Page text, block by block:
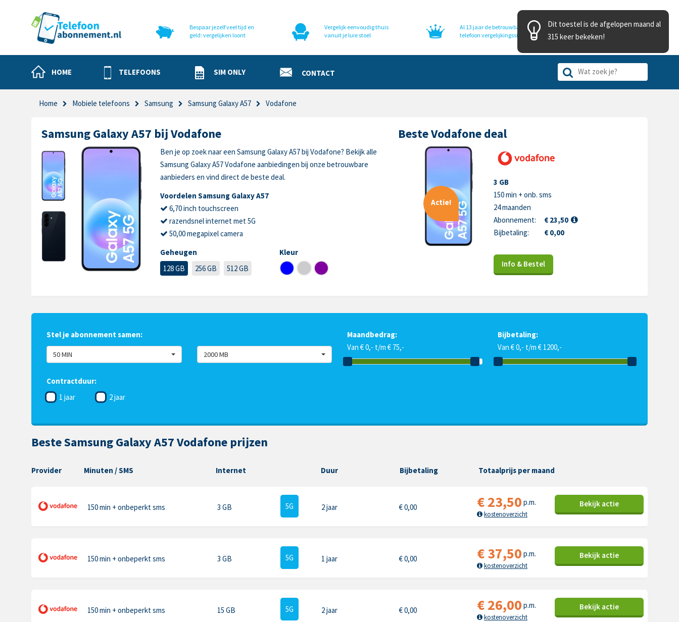
Bespaar jezelf veel tijd en
geld: vergelijken loont
Vergelijk eenvoudig thuis
vanuit je luie stoel
Al 13 jaar de betrouwbare
telefoon vergelijkingssite
HOME TELEFOONS SIM ONLY CONTACT
Home Mobiele telefoons Samsung Samsung Galaxy A57 Vodafone
Samsung Galaxy A57 bij Vodafone
Ben je op zoek naar een Samsung Galaxy A57 bij Vodafone? Bekijk alle
Samsung Galaxy A57 Vodafone aanbiedingen bij onze betrouwbare
aanbieders en vind direct de beste deal.
Voordelen Samsung Galaxy A57
6,70 inch touchscreen
razendsnel internet met 5G
50,00 megapixel camera
Geheugen
128 GB
256 GB 512 GB
Kleur
Beste Vodafone deal
Actie!
3 GB
150 min + onb. sms
24 maanden
Abonnement:
€ 23,50
Bijbetaling:
€ 0,00
Info & Bestel
Stel je abonnement samen:
50 MIN 2000 MB
Maandbedrag:
Van € 0,- t/m € 75,-
Bijbetaling:
Van € 0,- t/m € 1200,-
Contractduur:
1 jaar
2 jaar
Beste Samsung Galaxy A57 Vodafone prijzen
Provider Minuten / SMS Internet Duur Bijbetaling Totaalprijs per maand
150 min + onbeperkt sms 3 GB 5G 2 jaar €0,00 €23,50 p.m.
kostenoverzicht
Bekijk actie
150 min + onbeperkt sms 3 GB 5G 1 jaar €0,00 €37,50 p.m.
kostenoverzicht
Bekijk actie
150 min + onbeperkt sms 15 GB 5G 2 jaar €0,00 €26,00 p.m.
kostenoverzicht
Bekijk actie
Dit toestel is de afgelopen maand al
315 keer bekeken!